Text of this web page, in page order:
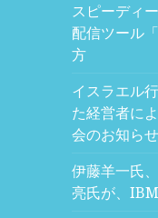
スピーディ
配信ツール
方
イスラエル
た経営者に
会のお知らせ
伊藤羊一氏
亮氏が、